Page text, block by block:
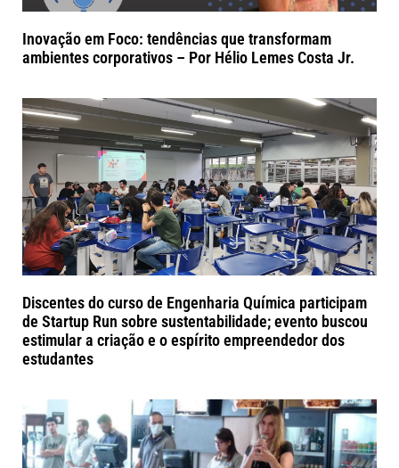
Inovação em Foco: tendências que transformam
ambientes corporativos – Por Hélio Lemes Costa Jr.
Discentes do curso de Engenharia Química participam
de Startup Run sobre sustentabilidade; evento buscou
estimular a criação e o espírito empreendedor dos
estudantes